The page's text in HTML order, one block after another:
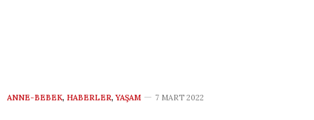
ANNE-BEBEK, HABERLER, YAŞAM 7 MART 2022